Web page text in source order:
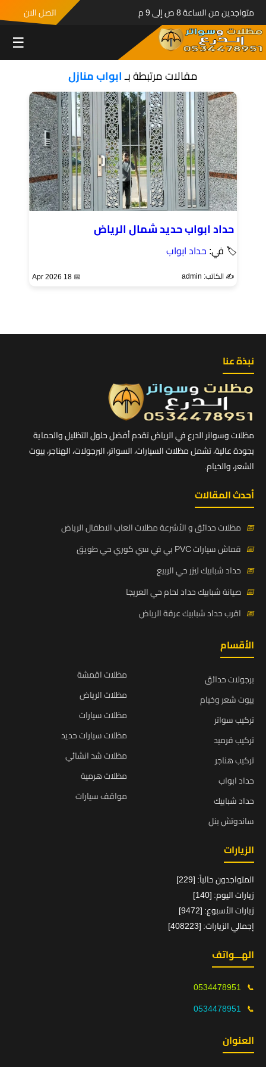
متواجدين من الساعة 8 ص إلى 9 م اتصل الان
☰
مقالات مرتبطة بـابواب منازل
حداد ابواب حديد شمال الرياض
🏷 في: حداد ابواب
✍️ الكاتب: admin 📅 18 Apr 2026
نبذة عنا
مظلات وسواتر الدرع في الرياض تقدم أفضل حلول التظليل والحماية
بجودة عالية، تشمل مظلات السيارات، السواتر، البرجولات، الهناجر، بيوت
الشعر، والخيام.
أحدث المقالات
📅 مظلات حدائق و الأشرعة مظلات العاب الاطفال الرياض
📅 قماش سيارات PVC بي في سي كوري حي طويق
📅 حداد شبابيك ليزر حي الربيع
📅 صيانة شبابيك حداد لحام حي العريجا
📅 اقرب حداد شبابيك عرقة الرياض
الأقسام
برجولات حدائق
بيوت شعر وخيام
تركيب سواتر
تركيب قرميد
تركيب هناجر
حداد ابواب
حداد شبابيك
ساندوتش بنل
مظلات اقمشة
مظلات الرياض
مظلات سيارات
مظلات سيارات حديد
مظلات شد انشائي
مظلات هرمية
مواقف سيارات
الزيارات
المتواجدون حالياً: [229]
زيارات اليوم: [140]
زيارات الأسبوع: [9472]
إجمالي الزيارات: [408223]
الهـــواتف
📞
0534478951
📞
0534478951
العنوان